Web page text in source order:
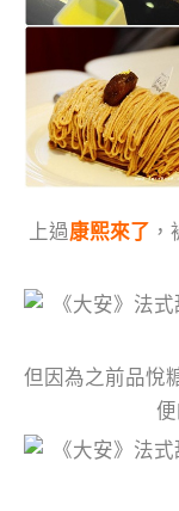
上過康熙來了 ，
但因為之前品悅